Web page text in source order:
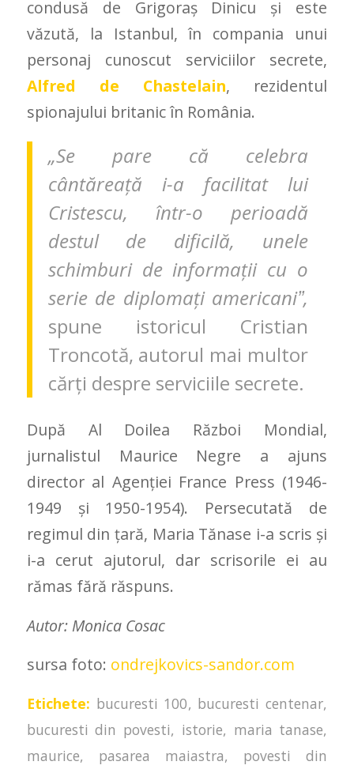
condusă de Grigoraş Dinicu şi este
văzută, la Istanbul, în compania unui
personaj cunoscut serviciilor secrete,
Alfred de Chastelain, rezidentul
spionajului britanic în România.
„Se pare că celebra
cântăreaţă i-a facilitat lui
Cristescu, într-o perioadă
destul de dificilă, unele
schimburi de informaţii cu o
serie de diplomaţi americaniˮ,
spune istoricul Cristian
Troncotă, autorul mai multor
cărţi despre serviciile secrete.
După Al Doilea Război Mondial,
jurnalistul Maurice Negre a ajuns
director al Agenţiei France Press (1946-
1949 şi 1950-1954). Persecutată de
regimul din ţară, Maria Tănase i-a scris şi
i-a cerut ajutorul, dar scrisorile ei au
rămas fără răspuns.
Autor: Monica Cosac
sursa foto: ondrejkovics-sandor.com
Etichete: bucuresti 100, bucuresti centenar,
bucuresti din povesti, istorie, maria tanase,
maurice, pasarea maiastra, povesti din